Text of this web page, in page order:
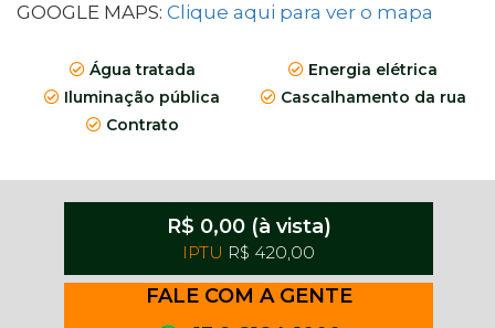
GOOGLE MAPS: Clique aqui para ver o mapa
Água tratada
Energia elétrica
Iluminação pública
Cascalhamento da rua
Contrato
R$ 0,00 (à vista)
IPTU R$ 420,00
FALE COM A GENTE